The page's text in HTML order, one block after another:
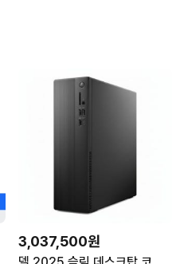
3,037,500원